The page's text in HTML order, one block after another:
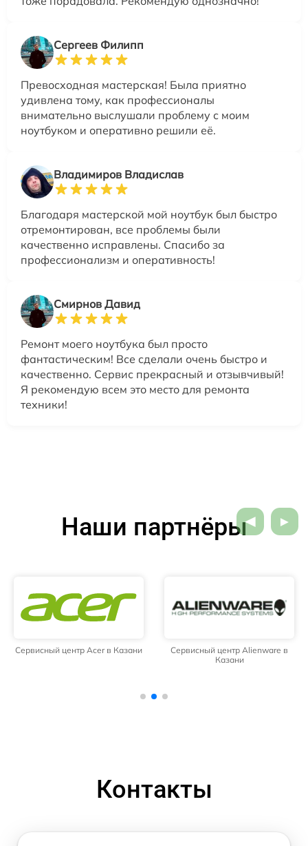
Сергеев Филипп
Превосходная мастерская! Была приятно
удивлена тому, как профессионалы
внимательно выслушали проблему с моим
ноутбуком и оперативно решили её.
Владимиров Владислав
Благодаря мастерской мой ноутбук был быстро
отремонтирован, все проблемы были
качественно исправлены. Спасибо за
профессионализм и оперативность!
Смирнов Давид
Ремонт моего ноутбука был просто
фантастическим! Все сделали очень быстро и
качественно. Сервис прекрасный и отзывчивый!
Я рекомендую всем это место для ремонта
техники!
Наши партнёры
Сервисный центр Acer в Казани
Сервисный центр Alienware в
Казани
Контакты